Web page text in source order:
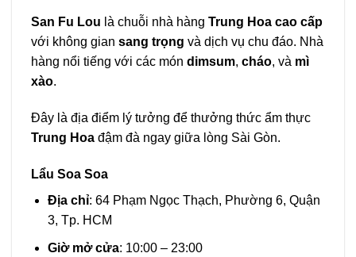
San Fu Lou là chuỗi nhà hàng Trung Hoa cao cấp
với không gian sang trọng và dịch vụ chu đáo. Nhà
hàng nổi tiếng với các món dimsum, cháo, và mì
xào.
Đây là địa điểm lý tưởng để thưởng thức ẩm thực
Trung Hoa đậm đà ngay giữa lòng Sài Gòn.
Lẩu Soa Soa
Địa chỉ: 64 Phạm Ngọc Thạch, Phường 6, Quận
3, Tp. HCM
Giờ mở cửa: 10:00 – 23:00